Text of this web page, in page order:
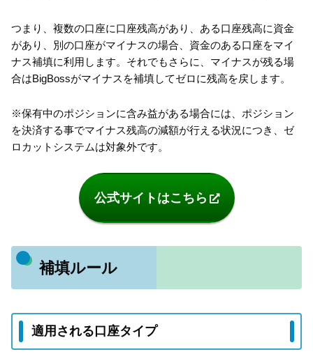
つまり、複数の口座に口座残高があり、ある口座残高に資金
があり、別の口座がマイナスの場合、資金のある口座をマイ
ナス補填に利用します。それでもさらに、マイナスが残る場
合はBigBossがマイナスを補填してゼロに残高を戻します。
※保有中のポジションに含み益がある場合には、ポジション
を決済する事でマイナス残高の減額が行える状況につき、ゼ
ロカットシステムは対象外です。
公式サイトはこちら
補填ルール
適用される口座タイプ